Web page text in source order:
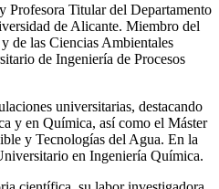
Profesora Titular del Departamento
de Alicante. Miembro del
de las Ciencias Ambientales
de Ingeniería de Procesos
universitarias, destacando
y en Química, así como el Máster
y Tecnologías del Agua. En la
en Ingeniería Química.